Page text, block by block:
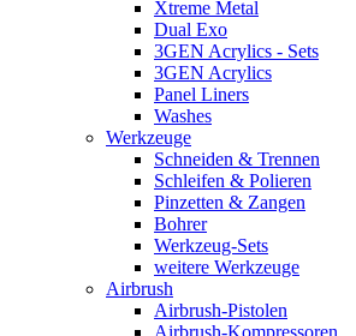
Xtreme Metal
Dual Exo
3GEN Acrylics - Sets
3GEN Acrylics
Panel Liners
Washes
Werkzeuge
Schneiden & Trennen
Schleifen & Polieren
Pinzetten & Zangen
Bohrer
Werkzeug-Sets
weitere Werkzeuge
Airbrush
Airbrush-Pistolen
Airbrush-Kompressoren